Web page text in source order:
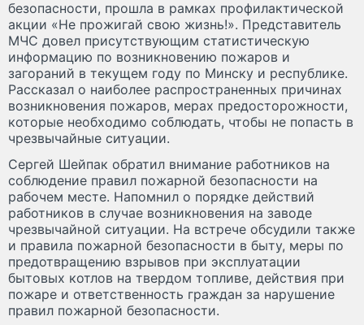
безопасности, прошла в рамках профилактической
акции «Не прожигай свою жизнь!». Представитель
МЧС довел присутствующим статистическую
информацию по возникновению пожаров и
загораний в текущем году по Минску и республике.
Рассказал о наиболее распространенных причинах
возникновения пожаров, мерах предосторожности,
которые необходимо соблюдать, чтобы не попасть в
чрезвычайные ситуации.
Сергей Шейпак обратил внимание работников на
соблюдение правил пожарной безопасности на
рабочем месте. Напомнил о порядке действий
работников в случае возникновения на заводе
чрезвычайной ситуации. На встрече обсудили также
и правила пожарной безопасности в быту, меры по
предотвращению взрывов при эксплуатации
бытовых котлов на твердом топливе, действия при
пожаре и ответственность граждан за нарушение
правил пожарной безопасности.